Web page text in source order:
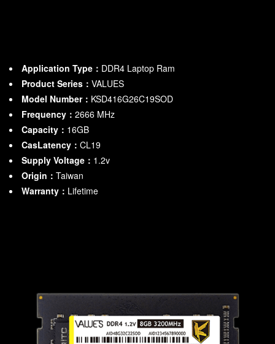
Application Type： DDR4 Laptop Ram
Product Series： VALUES
Model Number： KSD416G26C19SOD
Frequency： 2666 MHz
Capacity： 16GB
CasLatency： CL19
Supply Voltage： 1.2v
Origin： Taiwan
Warranty： Lifetime